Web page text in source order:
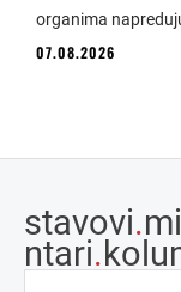
organima
07.08.2026
stavovi.
ntari.